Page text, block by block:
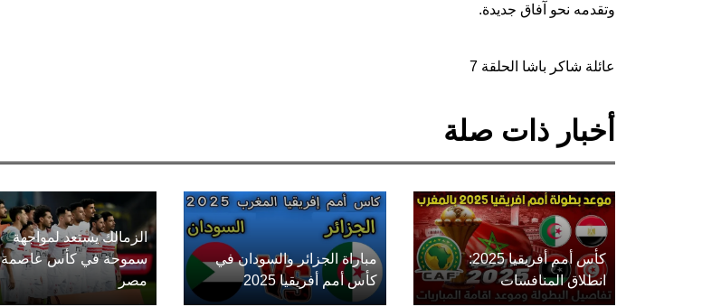
وتقدمه نحو آفاق جديدة.
عائلة شاكر باشا الحلقة 7
أخبار ذات صلة
كأس أمم أفريقيا 2025:
انطلاق المنافسات
مباراة الجزائر والسودان في
كأس أمم أفريقيا 2025
الزمالك يستعد لمواجهة
سموحة في كأس عاصمة
مصر